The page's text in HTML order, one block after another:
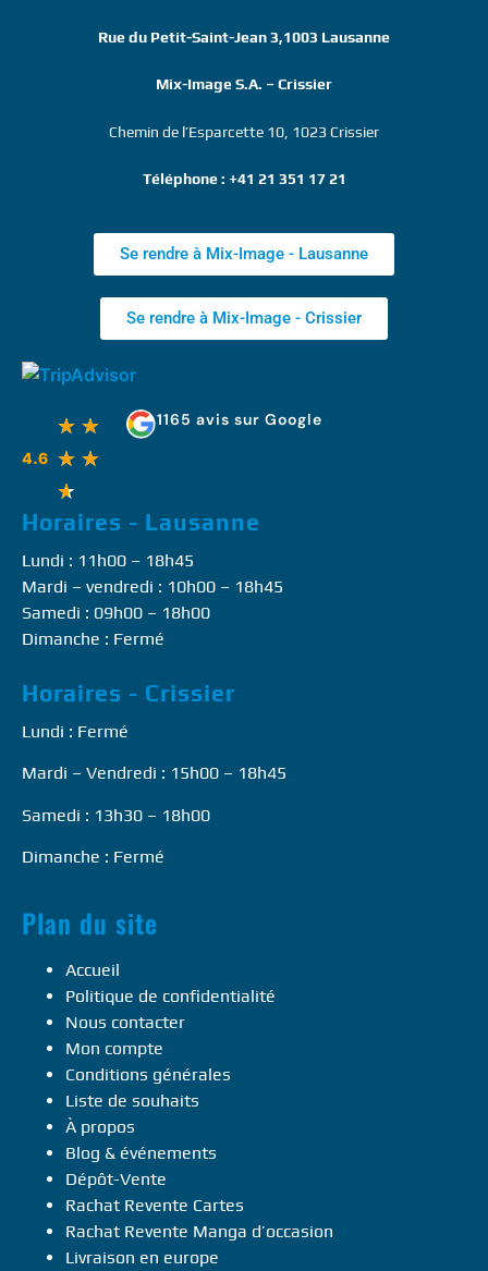
Rue du Petit-Saint-Jean 3,1003 Lausanne
Mix-Image S.A. – Crissier
Chemin de l’Esparcette 10, 1023 Crissier
Téléphone : +41 21 351 17 21
Se rendre à Mix-Image - Lausanne
Se rendre à Mix-Image - Crissier
4.6
★ ★
★ ★
★
1165 avis sur Google
Horaires - Lausanne
Lundi : 11h00 – 18h45
Mardi – vendredi : 10h00 – 18h45
Samedi : 09h00 – 18h00
Dimanche : Fermé
Horaires - Crissier
Lundi : Fermé
Mardi – Vendredi : 15h00 – 18h45
Samedi : 13h30 – 18h00
Dimanche : Fermé
Plan du site
Accueil
Politique de confidentialité
Nous contacter
Mon compte
Conditions générales
Liste de souhaits
À propos
Blog & événements
Dépôt-Vente
Rachat Revente Cartes
Rachat Revente Manga d’occasion
Livraison en europe